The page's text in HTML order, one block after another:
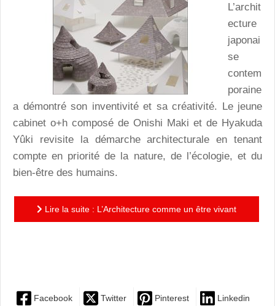
L’archit
ecture
japonai
se
contem
poraine
a démontré son inventivité et sa créativité. Le jeune
cabinet o+h composé de Onishi Maki et de Hyakuda
Yûki revisite la démarche architecturale en tenant
compte en priorité de la nature, de l’écologie, et du
bien-être des humains.
Lire la suite : L’Architecture comme un être vivant
Facebook Twitter Pinterest Linkedin